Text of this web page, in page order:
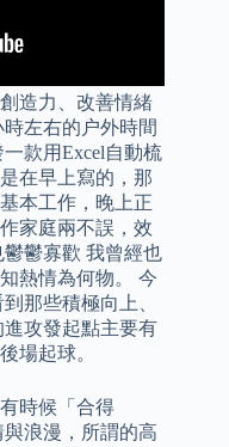
造力、改善情緒
左右的户外時間
款用Excel自動梳
在早上寫的，那
本工作，晚上正
家庭兩不誤，效
鬱寡歡 我曾經也
熱情為何物。 今
那些積極向上、
攻發起點主要有
場起球。
時候「合得
浪漫，所謂的高